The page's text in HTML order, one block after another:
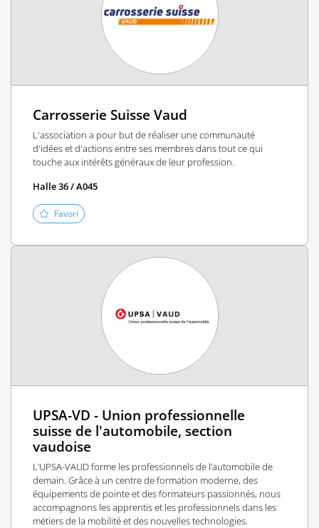
Carrosserie Suisse Vaud
L'association a pour but de réaliser une communauté
d'idées et d'actions entre ses membres dans tout ce qui
touche aux intérêts généraux de leur profession.
Halle 36 / A045
Favori
UPSA-VD - Union professionnelle
suisse de l'automobile, section
vaudoise
L’UPSA-VAUD forme les professionnels de l’automobile de
demain. Grâce à un centre de formation moderne, des
équipements de pointe et des formateurs passionnés, nous
accompagnons les apprentis et les professionnels dans les
métiers de la mobilité et des nouvelles technologies.